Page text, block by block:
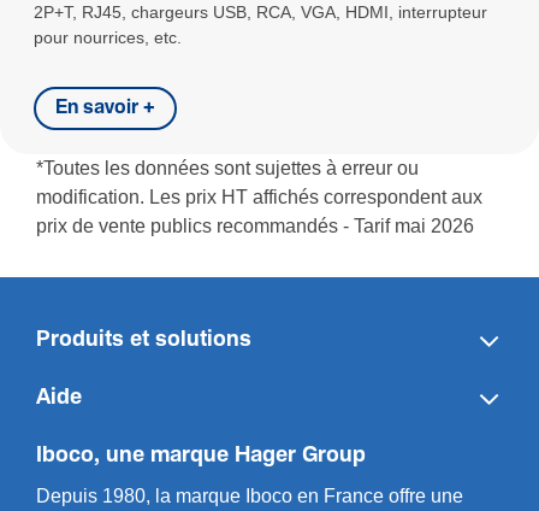
2P+T, RJ45, chargeurs USB, RCA, VGA, HDMI, interrupteur
pour nourrices, etc.
En savoir +
*Toutes les données sont sujettes à erreur ou
modification. Les prix HT affichés correspondent aux
prix de vente publics recommandés - Tarif mai 2026
Produits et solutions
Aide
Iboco, une marque Hager Group
Depuis 1980, la marque Iboco en France offre une